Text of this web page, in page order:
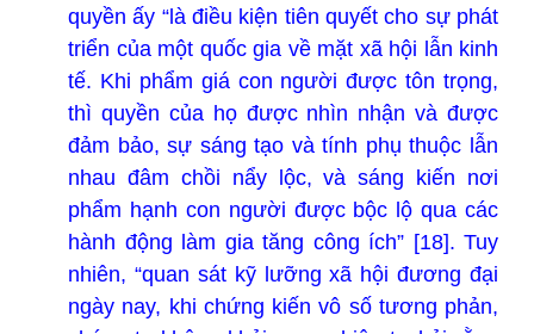
quyền ấy “là điều kiện tiên quyết cho sự phát
triển của một quốc gia về mặt xã hội lẫn kinh
tế. Khi phẩm giá con người được tôn trọng,
thì quyền của họ được nhìn nhận và được
đảm bảo, sự sáng tạo và tính phụ thuộc lẫn
nhau đâm chồi nẩy lộc, và sáng kiến nơi
phẩm hạnh con người được bộc lộ qua các
hành động làm gia tăng công ích” [18]. Tuy
nhiên, “quan sát kỹ lưỡng xã hội đương đại
ngày nay, khi chứng kiến vô số tương phản,